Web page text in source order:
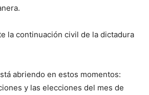
la continuación civil de la dictadura
abriendo en estos momentos:
y las elecciones del mes de